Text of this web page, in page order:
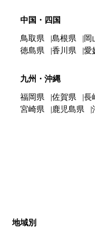
中国・四国
鳥取県 島根県 岡
徳島県
香川県 愛
九州・沖縄
福岡県 佐賀県 長
宮崎県
鹿児島県
地域別